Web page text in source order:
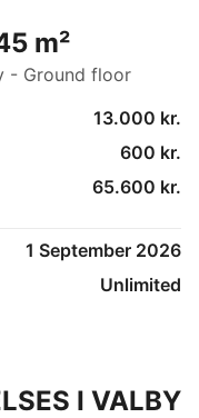
m²
- Ground floor
13.000 kr.
600 kr.
65.600 kr.
1 September 2026
Unlimited
I VALBY